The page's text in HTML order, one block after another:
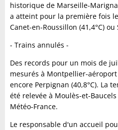
historique de Marseille-
a atteint pour la première fois
Canet-en-Roussillon (41,4°C) ou
- Trains annulés -
Des records pour un mois de
mesurés à Montpellier-aéroport
encore Perpignan (40,8°C). La
été relevée à Moulès-et-
Météo-France.
Le responsable d'un accueil